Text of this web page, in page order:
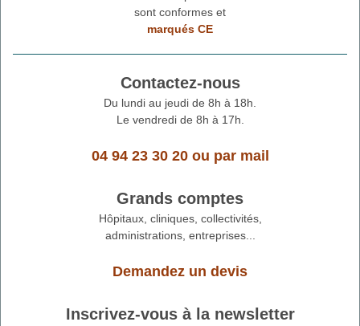
sont conformes et
marqués CE
Contactez-nous
Du lundi au jeudi de 8h à 18h.
Le vendredi de 8h à 17h.
04 94 23 30 20ou par mail
Grands comptes
Hôpitaux, cliniques, collectivités,
administrations, entreprises...
Demandez un devis
Inscrivez-vous à la newsletter